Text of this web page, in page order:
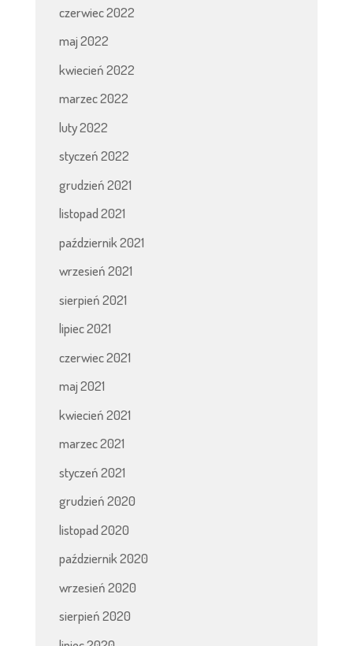
czerwiec 2022
maj 2022
kwiecień 2022
marzec 2022
luty 2022
styczeń 2022
grudzień 2021
listopad 2021
październik 2021
wrzesień 2021
sierpień 2021
lipiec 2021
czerwiec 2021
maj 2021
kwiecień 2021
marzec 2021
styczeń 2021
grudzień 2020
listopad 2020
październik 2020
wrzesień 2020
sierpień 2020